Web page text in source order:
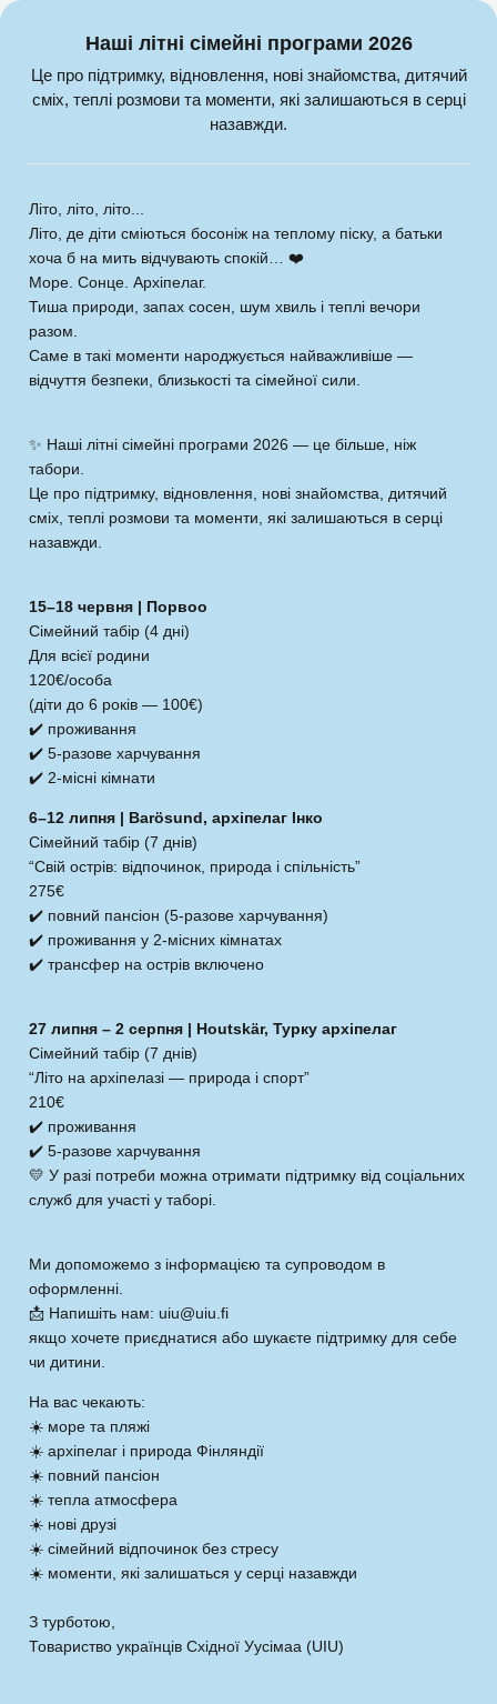
Наші літні сімейні програми 2026
Це про підтримку, відновлення, нові знайомства, дитячий
сміх, теплі розмови та моменти, які залишаються в серці
назавжди.
Літо, літо, літо...
Літо, де діти сміються босоніж на теплому піску, а батьки
хоча б на мить відчувають спокій… ❤️
Море. Сонце. Архіпелаг.
Тиша природи, запах сосен, шум хвиль і теплі вечори
разом.
Саме в такі моменти народжується найважливіше —
відчуття безпеки, близькості та сімейної сили.
✨ Наші літні сімейні програми 2026 — це більше, ніж
табори.
Це про підтримку, відновлення, нові знайомства, дитячий
сміх, теплі розмови та моменти, які залишаються в серці
назавжди.
15–18 червня | Порвоо
Сімейний табір (4 дні)
Для всієї родини
120€/особа
(діти до 6 років — 100€)
✔️ проживання
✔️ 5-разове харчування
✔️ 2-місні кімнати
6–12 липня | Barösund, архіпелаг Інко
Сімейний табір (7 днів)
“Свій острів: відпочинок, природа і спільність”
275€
✔️ повний пансіон (5-разове харчування)
✔️ проживання у 2-місних кімнатах
✔️ трансфер на острів включено
27 липня – 2 серпня | Houtskär, Турку архіпелаг
Сімейний табір (7 днів)
“Літо на архіпелазі — природа і спорт”
210€
✔️ проживання
✔️ 5-разове харчування
💛 У разі потреби можна отримати підтримку від соціальних
служб для участі у таборі.
Ми допоможемо з інформацією та супроводом в
оформленні.
📩 Напишіть нам: uiu@uiu.fi
якщо хочете приєднатися або шукаєте підтримку для себе
чи дитини.
На вас чекають:
☀️ море та пляжі
☀️ архіпелаг і природа Фінляндії
☀️ повний пансіон
☀️ тепла атмосфера
☀️ нові друзі
☀️ сімейний відпочинок без стресу
☀️ моменти, які залишаться у серці назавжди
З турботою,
Товариство українців Східної Уусімаа (UIU)